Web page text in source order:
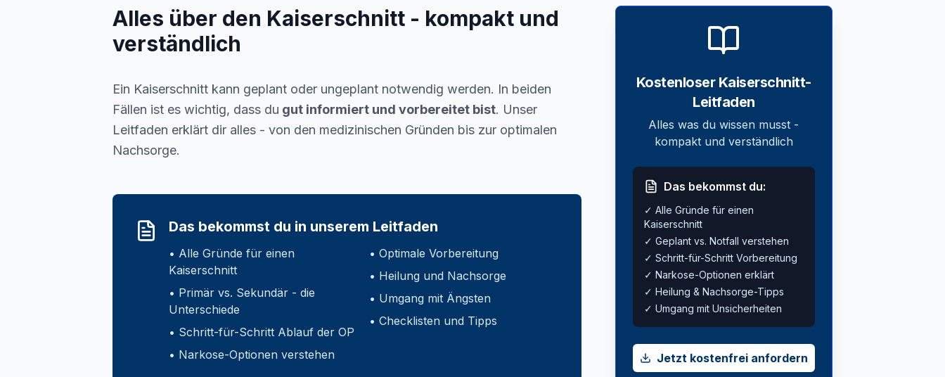
Alles über den Kaiserschnitt - kompakt und
verständlich
Ein Kaiserschnitt kann geplant oder ungeplant notwendig werden. In beiden
Fällen ist es wichtig, dass du gut informiert und vorbereitet bist. Unser
Leitfaden erklärt dir alles - von den medizinischen Gründen bis zur optimalen
Nachsorge.
Das bekommst du in unserem Leitfaden
• Alle Gründe für einen
Kaiserschnitt
• Primär vs. Sekundär - die
Unterschiede
• Schritt-für-Schritt Ablauf der OP
• Narkose-Optionen verstehen
• Optimale Vorbereitung
• Heilung und Nachsorge
• Umgang mit Ängsten
• Checklisten und Tipps
Kostenloser Kaiserschnitt-
Leitfaden
Alles was du wissen musst -
kompakt und verständlich
Das bekommst du:
✓ Alle Gründe für einen
Kaiserschnitt
✓ Geplant vs. Notfall verstehen
✓ Schritt-für-Schritt Vorbereitung
✓ Narkose-Optionen erklärt
✓ Heilung & Nachsorge-Tipps
✓ Umgang mit Unsicherheiten
Jetzt kostenfrei anfordern